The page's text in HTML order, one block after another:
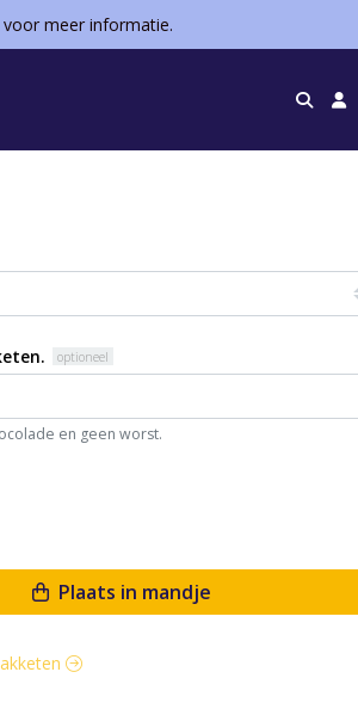
meer informatie.
optioneel
en geen worst.
Plaats in mandje